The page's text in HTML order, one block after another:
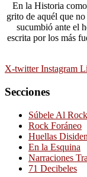
En la Historia
grito de aquél que
sucumbió ante el
escrita por los más
X-twitter Instagram
Secciones
Súbele Al
Rock Foráneo
Huellas
En la Esquina
Narraciones
71 Decibeles